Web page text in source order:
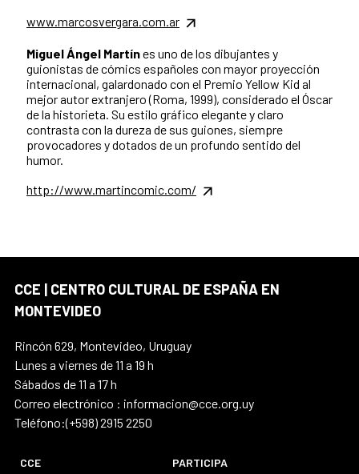
www.marcosvergara.com.ar
Miguel Ángel Martínes uno de los dibujantes y
guionistas de cómics españoles con mayor proyección
internacional, galardonado con el Premio Yellow Kid al
mejor autor extranjero (Roma, 1999), considerado el Óscar
de la historieta. Su estilo gráfico elegante y claro
contrasta con la dureza de sus guiones, siempre
provocadores y dotados de un profundo sentido del
humor.
http://www.martincomic.com/
CCE | CENTRO CULTURAL DE ESPAÑA EN
MONTEVIDEO
Rincón 629, Montevideo, Uruguay
Lunes a viernes de 11 a 19 h
Sábados de 11 a 17 h
Correo electrónico : informacion@cce.org.uy
Teléfono:(+598) 2915 2250
CCE
PARTICIPA